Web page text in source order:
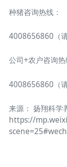
种猪咨询热线：
4008656860（
公司+农户咨询热
4008656860（
来源： 扬翔科学
https://